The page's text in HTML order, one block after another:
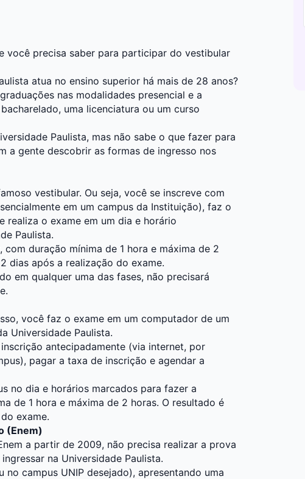
você precisa saber para participar do vestibular
atua no ensino superior há mais de 28 anos?
nas modalidades presencial e a
uma licenciatura ou um curso
Paulista, mas não sabe o que fazer para
a gente descobrir as formas de ingresso nos
vestibular. Ou seja, você se inscreve com
em um campus da Instituição), faz o
realiza o exame em um dia e horário
Paulista.
duração mínima de 1 hora e máxima de 2
dias após a realização do exame.
em qualquer uma das fases, não precisará
você faz o exame em um computador de um
Universidade Paulista.
antecipadamente (via internet, por
pagar a taxa de inscrição e agendar a
no dia e horários marcados para fazer a
de 1 hora e máxima de 2 horas. O resultado é
exame.
(Enem)
a partir de 2009, não precisa realizar a prova
na Universidade Paulista.
no campus UNIP desejado), apresentando uma